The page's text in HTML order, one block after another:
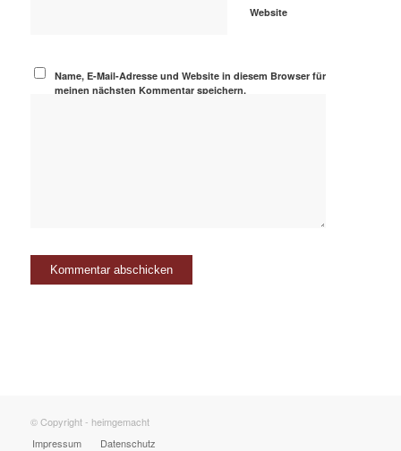
Website
Name, E-Mail-Adresse und Website in diesem Browser für
meinen nächsten Kommentar speichern.
© Copyright - heimgemacht
Impressum
Datenschutz